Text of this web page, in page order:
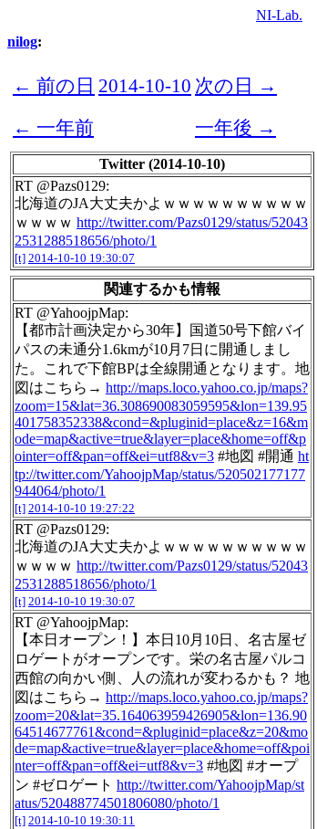
NI-Lab.
nilog:
← 前の日 2014-10-10 次の日 →
← 一年前
一年後 →
Twitter (2014-10-10)
RT @Pazs0129:
北海道のJA大丈夫かよｗｗｗｗｗｗｗｗｗｗ
ｗｗｗｗ http://twitter.com/Pazs0129/status/52043
2531288518656/photo/1
[t] 2014-10-10 19:30:07
関連するかも情報
RT @YahoojpMap:
【都市計画決定から30年】国道50号下館バイ
パスの未通分1.6kmが10月7日に開通しまし
た。これで下館BPは全線開通となります。地
図はこちら→ http://maps.loco.yahoo.co.jp/maps?
zoom=15&lat=36.308690083059595&lon=139.95
401758352338&cond=&pluginid=place&z=16&m
ode=map&active=true&layer=place&home=off&p
ointer=off&pan=off&ei=utf8&v=3 #地図 #開通 ht
tp://twitter.com/YahoojpMap/status/520502177177
944064/photo/1
[t] 2014-10-10 19:27:22
RT @Pazs0129:
北海道のJA大丈夫かよｗｗｗｗｗｗｗｗｗｗ
ｗｗｗｗ http://twitter.com/Pazs0129/status/52043
2531288518656/photo/1
[t] 2014-10-10 19:30:07
RT @YahoojpMap:
【本日オープン！】本日10月10日、名古屋ゼ
ロゲートがオープンです。栄の名古屋パルコ
西館の向かい側、人の流れが変わるかも？ 地
図はこちら→ http://maps.loco.yahoo.co.jp/maps?
zoom=20&lat=35.164063959426905&lon=136.90
64514677761&cond=&pluginid=place&z=20&mo
de=map&active=true&layer=place&home=off&poi
nter=off&pan=off&ei=utf8&v=3 #地図 #オープ
ン #ゼロゲート http://twitter.com/YahoojpMap/st
atus/520488774501806080/photo/1
[t] 2014-10-10 19:30:11